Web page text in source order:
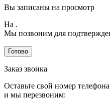
Вы записаны на просмотр
На .
Мы позвоним для
Готово
Заказ звонка
Оставьте свой номер телефона
и мы перезвоним: